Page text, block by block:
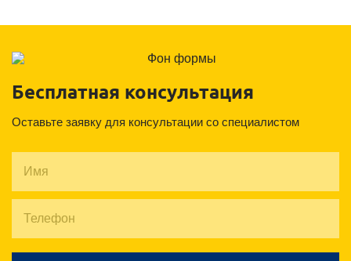
Бесплатная консультация
Оставьте заявку для консультации со специалистом